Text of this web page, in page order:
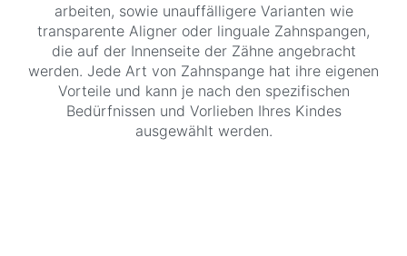
arbeiten, sowie unauffälligere Varianten wie
transparente Aligner oder linguale Zahnspangen,
die auf der Innenseite der Zähne angebracht
werden. Jede Art von Zahnspange hat ihre eigenen
Vorteile und kann je nach den spezifischen
Bedürfnissen und Vorlieben Ihres Kindes
ausgewählt werden.